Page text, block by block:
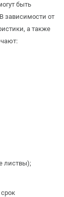
быть
зависимости от
а также
листвы);